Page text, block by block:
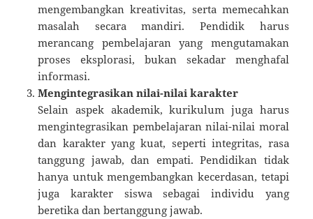
mengembangkan kreativitas, serta memecahkan
masalah secara mandiri. Pendidik harus
merancang pembelajaran yang mengutamakan
proses eksplorasi, bukan sekadar menghafal
informasi.
Mengintegrasikan nilai-nilai karakter
Selain aspek akademik, kurikulum juga harus
mengintegrasikan pembelajaran nilai-nilai moral
dan karakter yang kuat, seperti integritas, rasa
tanggung jawab, dan empati. Pendidikan tidak
hanya untuk mengembangkan kecerdasan, tetapi
juga karakter siswa sebagai individu yang
beretika dan bertanggung jawab.